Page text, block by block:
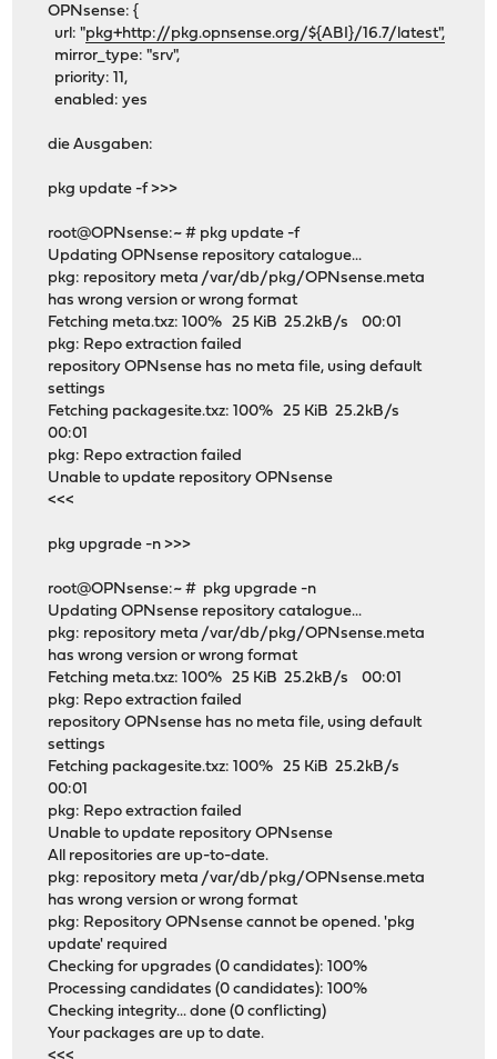
OPNsense: {
url: "pkg+http://pkg.opnsense.org/${ABI}/16.7/latest",
mirror_type: "srv",
priority: 11,
enabled: yes
die Ausgaben:
pkg update -f >>>
root@OPNsense:~ # pkg update -f
Updating OPNsense repository catalogue...
pkg: repository meta /var/db/pkg/OPNsense.meta
has wrong version or wrong format
Fetching meta.txz: 100% 25 KiB 25.2kB/s 00:01
pkg: Repo extraction failed
repository OPNsense has no meta file, using default
settings
Fetching packagesite.txz: 100% 25 KiB 25.2kB/s
00:01
pkg: Repo extraction failed
Unable to update repository OPNsense
<<<
pkg upgrade -n >>>
root@OPNsense:~ # pkg upgrade -n
Updating OPNsense repository catalogue...
pkg: repository meta /var/db/pkg/OPNsense.meta
has wrong version or wrong format
Fetching meta.txz: 100% 25 KiB 25.2kB/s 00:01
pkg: Repo extraction failed
repository OPNsense has no meta file, using default
settings
Fetching packagesite.txz: 100% 25 KiB 25.2kB/s
00:01
pkg: Repo extraction failed
Unable to update repository OPNsense
All repositories are up-to-date.
pkg: repository meta /var/db/pkg/OPNsense.meta
has wrong version or wrong format
pkg: Repository OPNsense cannot be opened. 'pkg
update' required
Checking for upgrades (0 candidates): 100%
Processing candidates (0 candidates): 100%
Checking integrity... done (0 conflicting)
Your packages are up to date.